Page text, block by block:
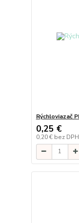
Rýchloviazač
0,25 €
0,20 € bez DPH